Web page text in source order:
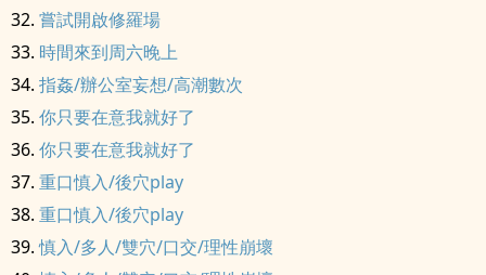
嘗試開啟修羅場
時間來到周六晚上
指姦/辦公室妄想/高潮數次
你只要在意我就好了
你只要在意我就好了
重口慎入/後穴play
重口慎入/後穴play
慎入/多人/雙穴/口交/理性崩壞